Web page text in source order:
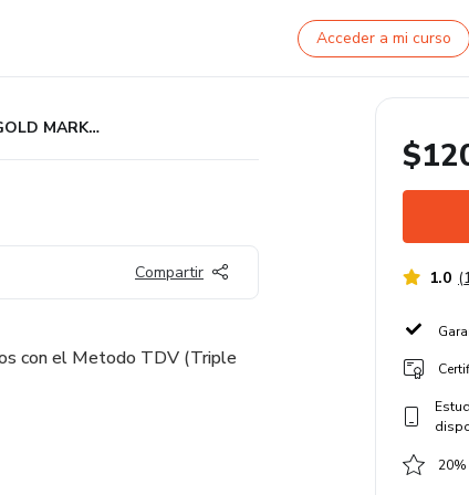
Acceder a mi curso
SUPERAGOLD MARKETING Y PUBLICIDAD
Compartir
con el Metodo TDV (Triple
1.0 (